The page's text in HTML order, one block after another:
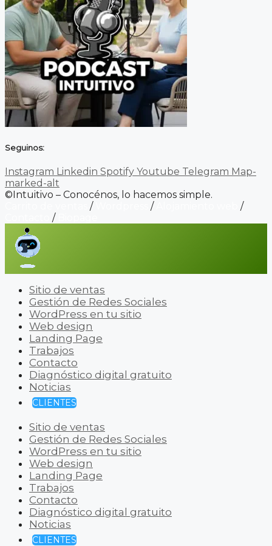
Seguinos:
Instagram Linkedin Spotify Youtube Telegram Map-
marked-alt
©Intuitivo – Conocénos, lo hacemos simple.
/ /
/
/
Sitio de ventas
Gestión de Redes Sociales
WordPress en tu sitio
Web design
Landing Page
Trabajos
Contacto
Diagnóstico digital gratuito
Noticias
CLIENTES
Sitio de ventas
Gestión de Redes Sociales
WordPress en tu sitio
Web design
Landing Page
Trabajos
Contacto
Diagnóstico digital gratuito
Noticias
CLIENTES